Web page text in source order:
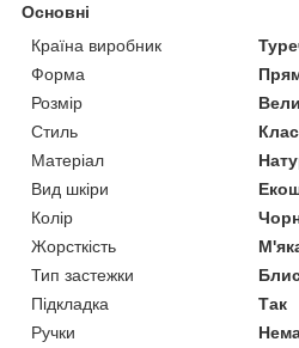
Основні
Країна виробник
Форма
Розмір
Стиль
Матеріал
Вид шкіри
Колір
Жорсткість
Тип застежки
Підкладка
Так
Ручки